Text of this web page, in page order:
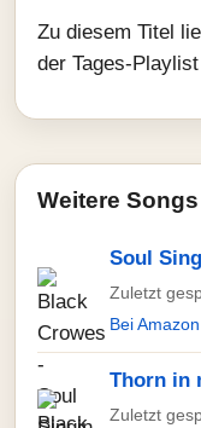
Zu diesem Titel
der Tages-
Weitere
Soul
Zuletzt
Bei
Thorn in
Zuletzt